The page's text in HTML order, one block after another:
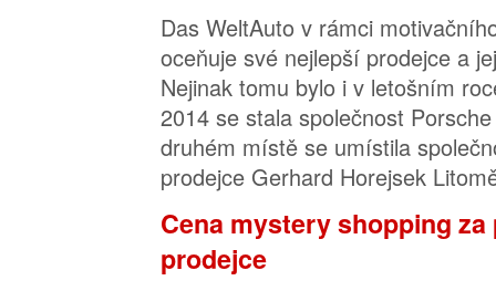
Das WeltAuto v rámci
oceňuje své nejlepší prodejce a
Nejinak tomu bylo i v letošním
2014 se stala společnost
druhém místě se umístila
prodejce Gerhard Horejsek
Cena mystery shopping
prodejce